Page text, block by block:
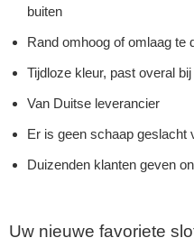
buiten
Rand omhoog of omlaag te
Tijdloze kleur, past overal bij
Van Duitse leverancier
Er is geen schaap geslacht
Duizenden klanten geven
Uw nieuwe favoriete